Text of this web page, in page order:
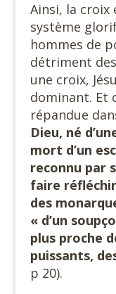
Ainsi, la croix
système
hommes de
détriment
une croix,
dominant. Et
répandue
Dieu, né
mort d’un
reconnu par
faire
des
« d’un
plus proche
puissants,
p 20).